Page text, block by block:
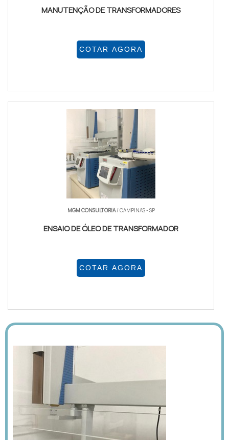
MANUTENÇÃO DE TRANSFORMADORES
COTAR AGORA
MGM CONSULTORIA/ CAMPINAS - SP
ENSAIO DE ÓLEO DE TRANSFORMADOR
COTAR AGORA